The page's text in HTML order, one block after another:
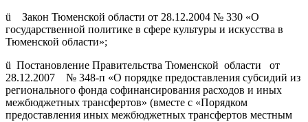
ü Закон Тюменской области от 28.12.2004 № 330 «О
государственной политике в сфере культуры и искусства в
Тюменской области»;
ü Постановление Правительства Тюменской области от
28.12.2007 № 348-п «О порядке предоставления субсидий из
регионального фонда софинансирования расходов и иных
межбюджетных трансфертов» (вместе с «Порядком
предоставления иных межбюджетных трансфертов местным